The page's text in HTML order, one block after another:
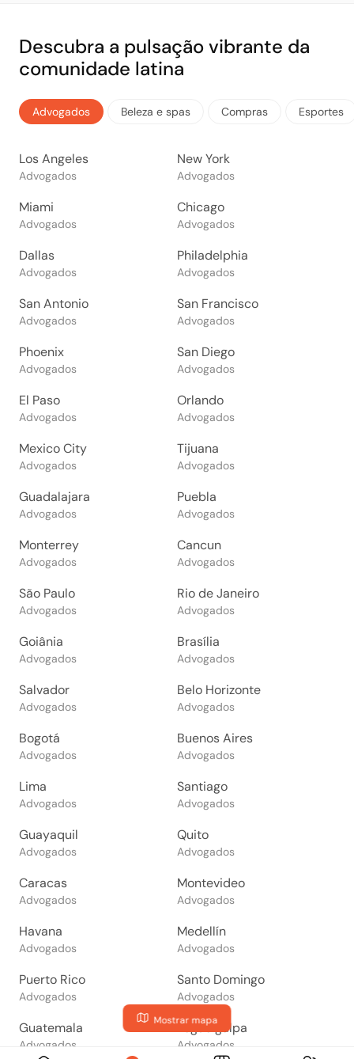
Mostrar mapa
Descubra a pulsação vibrante da
comunidade latina
Advogados Beleza e spas Compras Esportes
Los Angeles
Advogados
New York
Advogados
Miami
Advogados
Chicago
Advogados
Dallas
Advogados
Philadelphia
Advogados
San Antonio
Advogados
San Francisco
Advogados
Phoenix
Advogados
San Diego
Advogados
El Paso
Advogados
Orlando
Advogados
Mexico City
Advogados
Tijuana
Advogados
Guadalajara
Advogados
Puebla
Advogados
Monterrey
Advogados
Cancun
Advogados
São Paulo
Advogados
Rio de Janeiro
Advogados
Goiânia
Advogados
Brasília
Advogados
Salvador
Advogados
Belo Horizonte
Advogados
Bogotá
Advogados
Buenos Aires
Advogados
Lima
Advogados
Santiago
Advogados
Guayaquil
Advogados
Quito
Advogados
Caracas
Advogados
Montevideo
Advogados
Havana
Advogados
Medellín
Advogados
Puerto Rico
Advogados
Santo Domingo
Advogados
Guatemala
Advogados
Tegucigalpa
Advogados